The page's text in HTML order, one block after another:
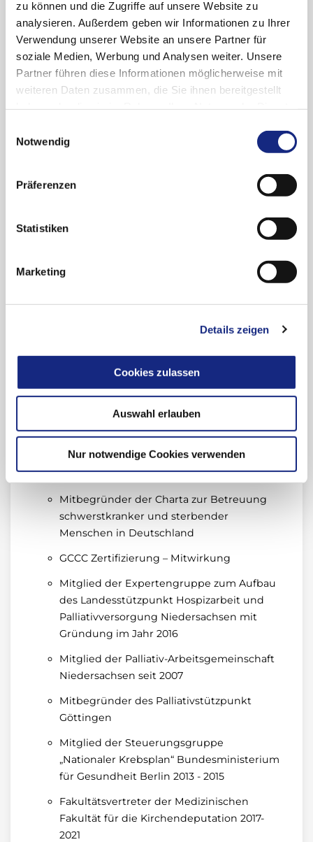
zu können und die Zugriffe auf unsere Website zu
analysieren. Außerdem geben wir Informationen zu Ihrer
Verwendung unserer Website an unsere Partner für
soziale Medien, Werbung und Analysen weiter. Unsere
Partner führen diese Informationen möglicherweise mit
weiteren Daten zusammen, die Sie ihnen bereitgestellt
Cookies, wenn Sie unsere Webseite weiterhin
Notwendig
Präferenzen
Statistiken
Marketing
Details zeigen
Cookies zulassen
Auswahl erlauben
Nur notwendige Cookies verwenden
Akademische Aktivitäten
Vorsitzender des Göttinger Ärztevereins
(2007-2021/2022)
Vorstand Ärztekammer Niedersachen,
Bezirksstelle Göttingen (2015-2020)
Mitglied des Zentrums für Medizinrecht
der Georg-August-Universität Göttingen,
Göttingen seit 2008
Palliativmedizin (DGP) (2010 - 2014)
Vereinigung Behandlung im Voraus Planen
Migrants“ der European Association for
Herausgeber der Zeitschrift für
Palliativmedizin.
Mitherausgeber des „Lehrbuch der
Palliativmedizin“.
Mitbegründer des Kinderpalliativzentrums
Göttingen seit 2012
Mitbegründer der Charta zur Betreuung
schwerstkranker und sterbender
Menschen in Deutschland
GCCC Zertifizierung – Mitwirkung
Mitglied der Expertengruppe zum Aufbau
des Landesstützpunkt Hospizarbeit und
Palliativversorgung Niedersachsen mit
Gründung im Jahr 2016
Mitglied der Palliativ-Arbeitsgemeinschaft
Niedersachsen seit 2007
Mitbegründer des Palliativstützpunkt
Göttingen
Mitglied der Steuerungsgruppe
„Nationaler Krebsplan“ Bundesministerium
für Gesundheit Berlin 2013 - 2015
Fakultätsvertreter der Medizinischen
Fakultät für die Kirchendeputation 2017-
2021